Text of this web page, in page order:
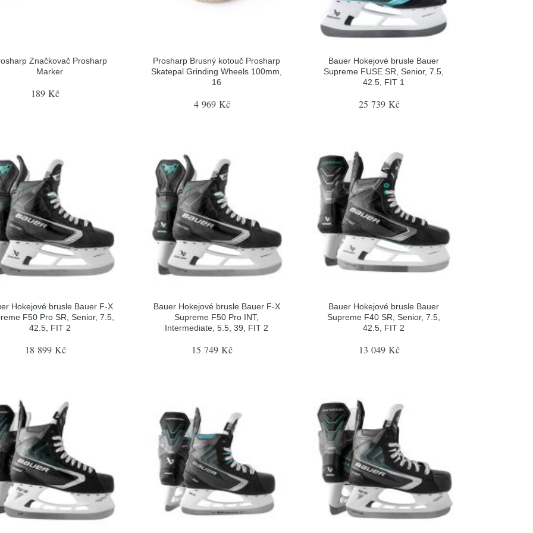
Značkovač Prosharp
Marker
189 Kč
Prosharp Brusný kotouč Prosharp
Skatepal Grinding Wheels 100mm,
16
4 969 Kč
Bauer Hokejové brusle Bauer
Supreme FUSE SR, Senior, 7.5,
42.5, FIT 1
25 739 Kč
Hokejové brusle Bauer F-X
F50 Pro SR, Senior, 7.5,
42.5, FIT 2
18 899 Kč
Bauer Hokejové brusle Bauer F-X
Supreme F50 Pro INT,
Intermediate, 5.5, 39, FIT 2
15 749 Kč
Bauer Hokejové brusle Bauer
Supreme F40 SR, Senior, 7.5,
42.5, FIT 2
13 049 Kč